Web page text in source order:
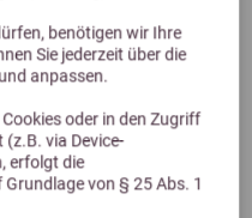
benötigen wir Ihre
Sie jederzeit über die
anpassen.
oder in den Zugriff
via Device-
erfolgt die
von § 25 Abs. 1